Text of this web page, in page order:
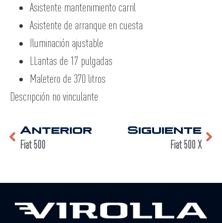
Asistente mantenimiento carril
Asistente de arranque en cuesta
Iluminación ajustable
LLantas de 17 pulgadas
Maletero de 370 litros
Descripción no vinculante
Anterior
Fiat 500
Siguiente
Fiat 500 X